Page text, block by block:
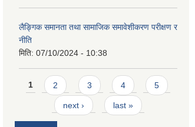
लैङ्गिक समानता तथा सामाजिक समावेशीकरण परीक्षण र
नीति
मिति: 07/10/2024 - 10:38
Pages
1 2 3 4 5
next › last »